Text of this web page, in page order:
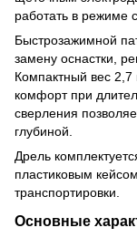
работать в режиме
Быстрозажимной
замену оснастки,
Компактный вес 2,7
комфорт при
сверления
глубиной.
Дрель
пластиковым
транспортировки.
Основные